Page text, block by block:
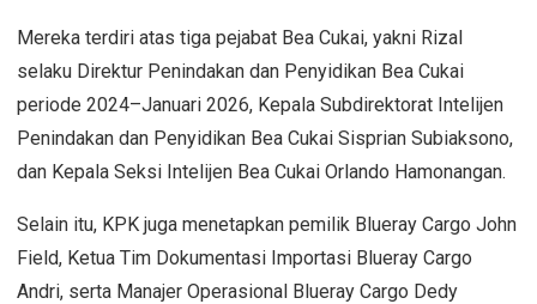
Mereka terdiri atas tiga pejabat Bea Cukai, yakni Rizal
selaku Direktur Penindakan dan Penyidikan Bea Cukai
periode 2024–Januari 2026, Kepala Subdirektorat Intelijen
Penindakan dan Penyidikan Bea Cukai Sisprian Subiaksono,
dan Kepala Seksi Intelijen Bea Cukai Orlando Hamonangan.
Selain itu, KPK juga menetapkan pemilik Blueray Cargo John
Field, Ketua Tim Dokumentasi Importasi Blueray Cargo
Andri, serta Manajer Operasional Blueray Cargo Dedy